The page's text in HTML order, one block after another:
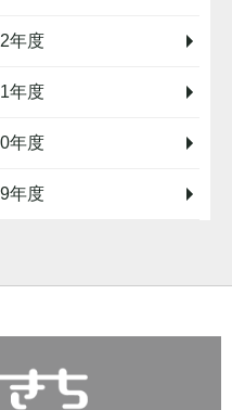
年度
年度
年度
年度